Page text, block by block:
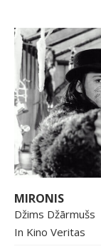
MIRONIS
Džims Džārmušs
In Kino Veritas